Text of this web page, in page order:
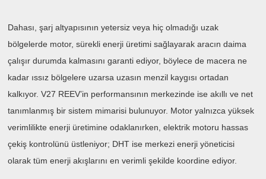
Dahası, şarj altyapısının yetersiz veya hiç olmadığı uzak
bölgelerde motor, sürekli enerji üretimi sağlayarak aracın daima
çalışır durumda kalmasını garanti ediyor, böylece de macera ne
kadar ıssız bölgelere uzarsa uzasın menzil kaygısı ortadan
kalkıyor. V27 REEV’in performansının merkezinde ise akıllı ve net
tanımlanmış bir sistem mimarisi bulunuyor. Motor yalnızca yüksek
verimlilikte enerji üretimine odaklanırken, elektrik motoru hassas
çekiş kontrolünü üstleniyor; DHT ise merkezi enerji yöneticisi
olarak tüm enerji akışlarını en verimli şekilde koordine ediyor.